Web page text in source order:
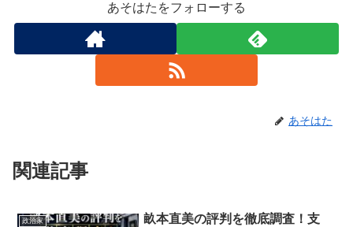
あそはたをフォローする
あそはた
関連記事
政治家
畝本直美の評判を徹底調査！支